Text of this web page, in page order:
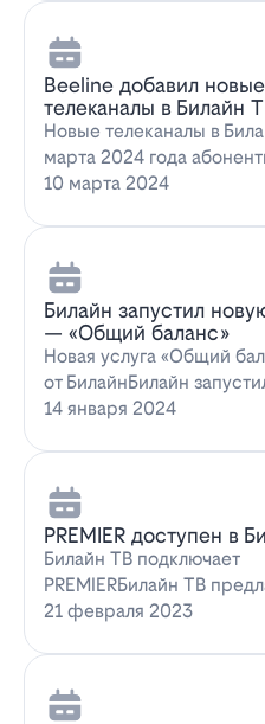
Beeline добавил новые
телеканалы в Билайн
Новые телеканалы в
марта 2024 года
ТВ получат возможность
10 марта 2024
Билайн запустил
— «Общий баланс»
Новая услуга «Общий
от БилайнБилайн
услугу – "Общий баланс"…
14 января 2024
PREMIER доступен в
Билайн ТВ подключает
PREMIERБилайн ТВ
подписку на PREMIER.
21 февраля 2023